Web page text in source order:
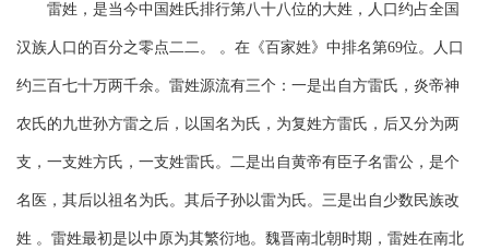
雷姓，是当今中国姓氏排行第八十八位的大姓，人口约占全国
汉族人口的百分之零点二二。 。在《百家姓》中排名第69位。人口
约三百七十万两千余。雷姓源流有三个：一是出自方雷氏，炎帝神
农氏的九世孙方雷之后，以国名为氏，为复姓方雷氏，后又分为两
支，一支姓方氏，一支姓雷氏。二是出自黄帝有臣子名雷公，是个
名医，其后以祖名为氏。其后子孙以雷为氏。三是出自少数民族改
姓 。雷姓最初是以中原为其繁衍地。魏晋南北朝时期，雷姓在南北